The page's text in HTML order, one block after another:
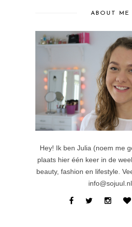
ABOUT ME
Hey! Ik ben Julia (noem me
plaats hier één keer in de
beauty, fashion en lifestyle.
info@sojuul.nl